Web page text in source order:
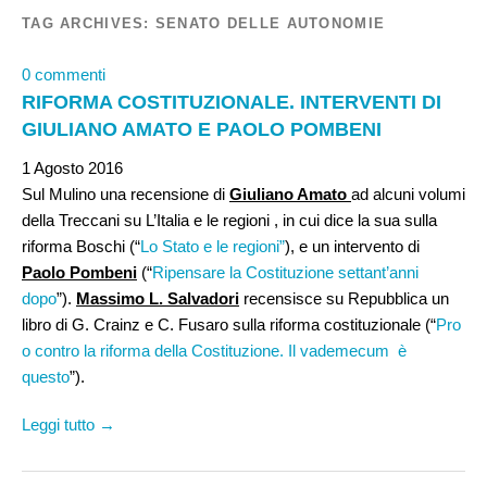
TAG ARCHIVES: SENATO DELLE AUTONOMIE
0 commenti
RIFORMA COSTITUZIONALE. INTERVENTI DI
GIULIANO AMATO E PAOLO POMBENI
1 Agosto 2016
Sul Mulino una recensione di Giuliano Amato ad alcuni volumi
della Treccani su L’Italia e le regioni , in cui dice la sua sulla
riforma Boschi (“Lo Stato e le regioni”), e un intervento di
Paolo Pombeni (“Ripensare la Costituzione settant’anni
dopo”). Massimo L. Salvadori recensisce su Repubblica un
libro di G. Crainz e C. Fusaro sulla riforma costituzionale (“Pro
o contro la riforma della Costituzione. Il vademecum è
questo”).
Leggi tutto →